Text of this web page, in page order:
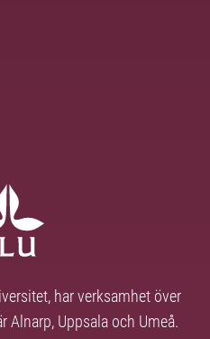
har verksamhet över
Alnarp, Uppsala och Umeå.